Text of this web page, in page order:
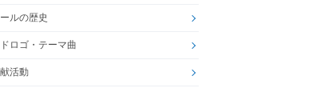
ルの歴史
ロゴ・テーマ曲
活動